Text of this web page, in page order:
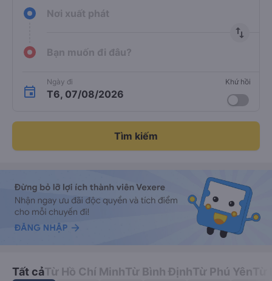
Nơi xuất phát
import_export
Bạn muốn đi đâu?
Ngày đi
T6, 07/08/2026
Khứ hồi
Tìm kiếm
Tất cảTừ Hồ Chí MinhTừ Bình ĐịnhTừ Phú Yên